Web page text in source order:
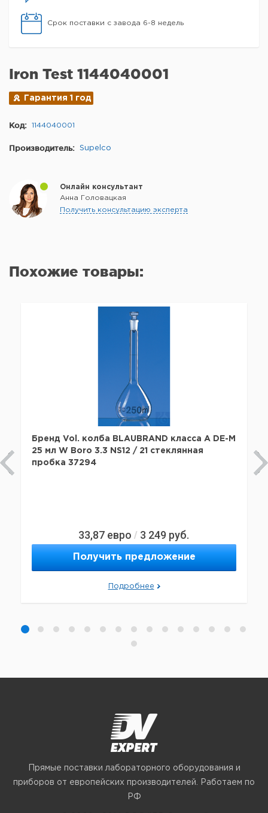
Срок поставки с завода 6-8 недель
Iron Test 1144040001
Гарантия 1 год
Код: 1144040001
Производитель: Supelco
Онлайн консультант
Анна Головацкая
Получить консультацию эксперта
Похожие товары:
Бренд Vol. колба BLAUBRAND класса A DE-M
25 мл W Boro 3.3 NS12 / 21 стеклянная
пробка 37294
33,87 евро / 3 249 руб.
Получить предложение
Подробнее
Прямые поставки лабораторного оборудования и
приборов от европейских производителей. Работаем по
РФ